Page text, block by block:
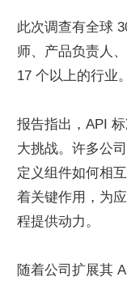
此次调查有全球
师、产品负责人
17 个以上的行业。
报告指出，API
大挑战。许多公
定义组件如何相
着关键作用，为
程提供动力。
随着公司扩展其